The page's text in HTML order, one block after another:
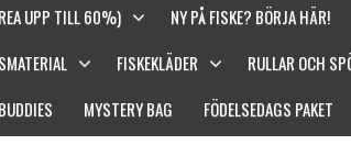
UPP TILL 60%) NY PÅ FISKE? BÖRJA HÄR!
FISKEKLÄDER RULLAR OCH
MYSTERY BAG FÖDELSEDAGS PAKET